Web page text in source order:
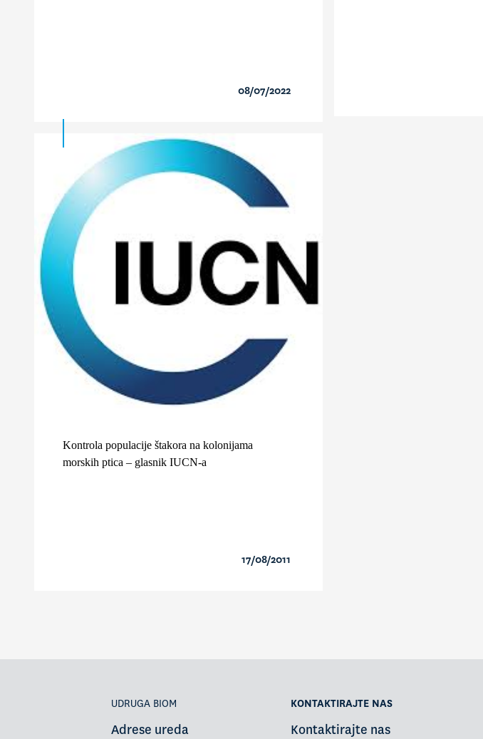
08/07/2022
Kontrola populacije štakora na kolonijama
morskih ptica – glasnik IUCN-a
17/08/2011
UDRUGA BIOM
Adrese ureda
KONTAKTIRAJTE NAS
Kontaktirajte nas